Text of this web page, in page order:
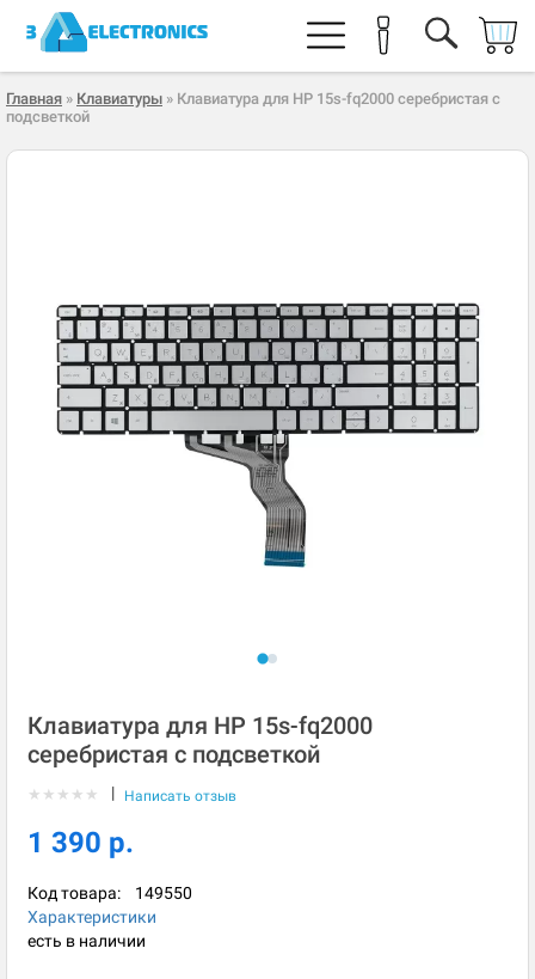
Главная » Клавиатуры » Клавиатура для HP 15s-fq2000 серебристая с
подсветкой
Клавиатура для HP 15s-fq2000
серебристая с подсветкой
★ ★ ★ ★ ★ | Написать отзыв
1 390 р.
Код товара: 149550
Характеристики
есть в наличии